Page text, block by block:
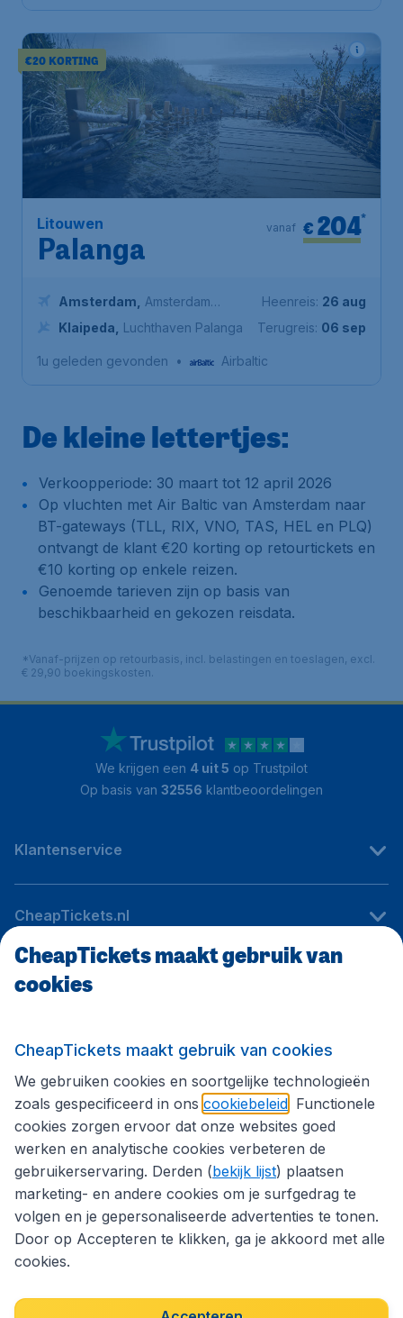
€20 KORTING
Litouwen
Palanga
€ 204*
vanaf
Amsterdam
Amsterdam
Airport Schiphol
Klaipeda Luchthaven Palanga
Heenreis: 26 aug
Terugreis: 06 sep
1u geleden gevonden • Airbaltic
De kleine lettertjes:
Verkoopperiode: 30 maart tot 12 april 2026
Op vluchten met Air Baltic van Amsterdam naar
BT-gateways (TLL, RIX, VNO, TAS, HEL en PLQ)
ontvangt de klant €20 korting op retourtickets en
€10 korting op enkele reizen.
Genoemde tarieven zijn op basis van
beschikbaarheid en gekozen reisdata.
*Vanaf-prijzen op retourbasis, incl. belastingen en toeslagen, excl.
€ 29,90 boekingskosten.
We krijgen een 4 uit 5 op Trustpilot
Op basis van 32556 klantbeoordelingen
Klantenservice
CheapTickets.nl
Internationale sites
Volg CheapTickets.nl
Privacybeleid
CheapTickets maakt gebruik van
cookies
CheapTickets maakt gebruik van cookies
We gebruiken cookies en soortgelijke technologieën
zoals gespecificeerd in ons cookiebeleid . Functionele
cookies zorgen ervoor dat onze websites goed
werken en analytische cookies verbeteren de
gebruikerservaring. Derden (bekijk lijst) plaatsen
marketing- en andere cookies om je surfgedrag te
volgen en je gepersonaliseerde advertenties te tonen.
Door op Accepteren te klikken, ga je akkoord met alle
cookies.